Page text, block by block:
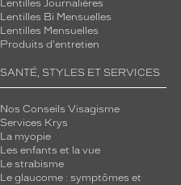
Lentilles Journalières
Lentilles Bi Mensuelles
Lentilles Mensuelles
Produits d'entretien
SANTÉ, STYLES ET SERVICES
Nos Conseils Visagisme
Services Krys
La myopie
Les enfants et la vue
Le strabisme
Le glaucome : symptômes et